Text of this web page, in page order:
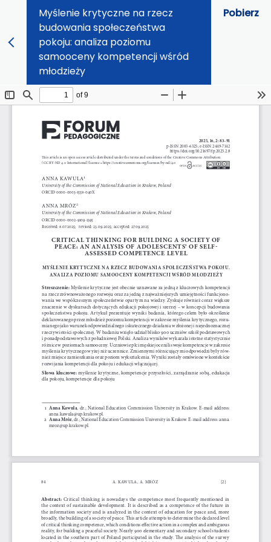
Myślenie krytyczne na rzecz
budowania społeczeństwa
pokoju: analiza poziomu
samooceny kompetencji wśród
młodzieży
Pobierz